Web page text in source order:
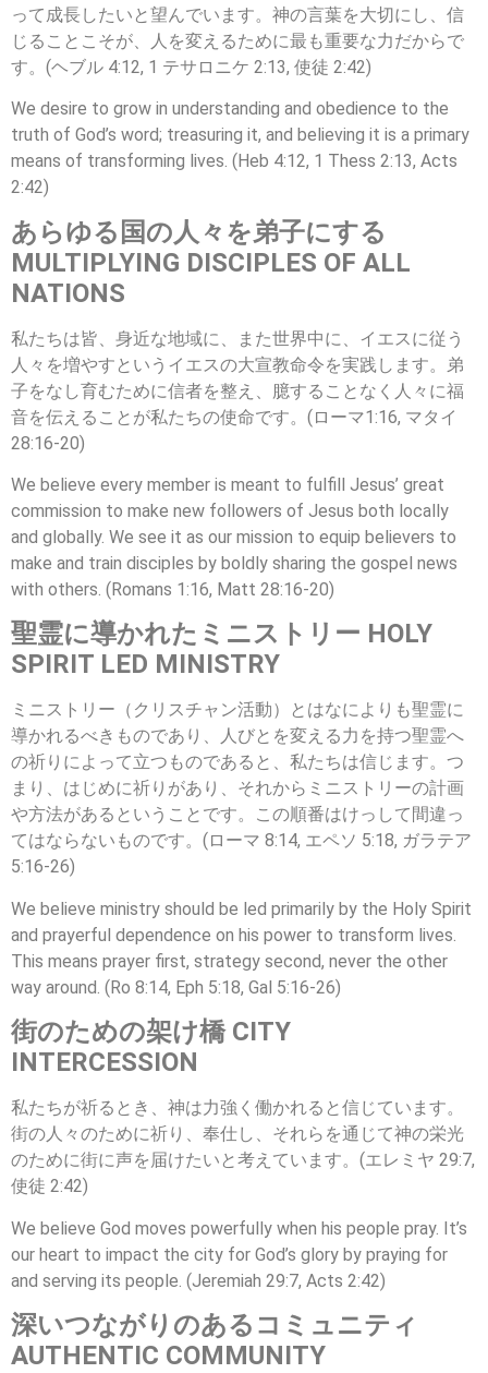
って成長したいと望んでいます。神の言葉を大切にし、信
じることこそが、人を変えるために最も重要な力だからで
す。(ヘブル 4:12, 1 テサロニケ 2:13, 使徒 2:42)
We desire to grow in understanding and obedience to the
truth of God’s word; treasuring it, and believing it is a primary
means of transforming lives. (Heb 4:12, 1 Thess 2:13, Acts
2:42)
あらゆる国の人々を弟子にする
MULTIPLYING DISCIPLES OF ALL
NATIONS
私たちは皆、身近な地域に、また世界中に、イエスに従う
人々を増やすというイエスの大宣教命令を実践します。弟
子をなし育むために信者を整え、臆することなく人々に福
音を伝えることが私たちの使命です。(ローマ1:16, マタイ
28:16-20)
We believe every member is meant to fulfill Jesus’ great
commission to make new followers of Jesus both locally
and globally. We see it as our mission to equip believers to
make and train disciples by boldly sharing the gospel news
with others. (Romans 1:16, Matt 28:16-20)
聖霊に導かれたミニストリー HOLY
SPIRIT LED MINISTRY
ミニストリー（クリスチャン活動）とはなによりも聖霊に
導かれるべきものであり、人びとを変える力を持つ聖霊へ
の祈りによって立つものであると、私たちは信じます。つ
まり、はじめに祈りがあり、それからミニストリーの計画
や方法があるということです。この順番はけっして間違っ
てはならないものです。(ローマ 8:14, エペソ 5:18, ガラテア
5:16-26)
We believe ministry should be led primarily by the Holy Spirit
and prayerful dependence on his power to transform lives.
This means prayer first, strategy second, never the other
way around. (Ro 8:14, Eph 5:18, Gal 5:16-26)
街のための架け橋 CITY
INTERCESSION
私たちが祈るとき、神は力強く働かれると信じています。
街の人々のために祈り、奉仕し、それらを通じて神の栄光
のために街に声を届けたいと考えています。(エレミヤ 29:7,
使徒 2:42)
We believe God moves powerfully when his people pray. It’s
our heart to impact the city for God’s glory by praying for
and serving its people. (Jeremiah 29:7, Acts 2:42)
深いつながりのあるコミュニティ
AUTHENTIC COMMUNITY